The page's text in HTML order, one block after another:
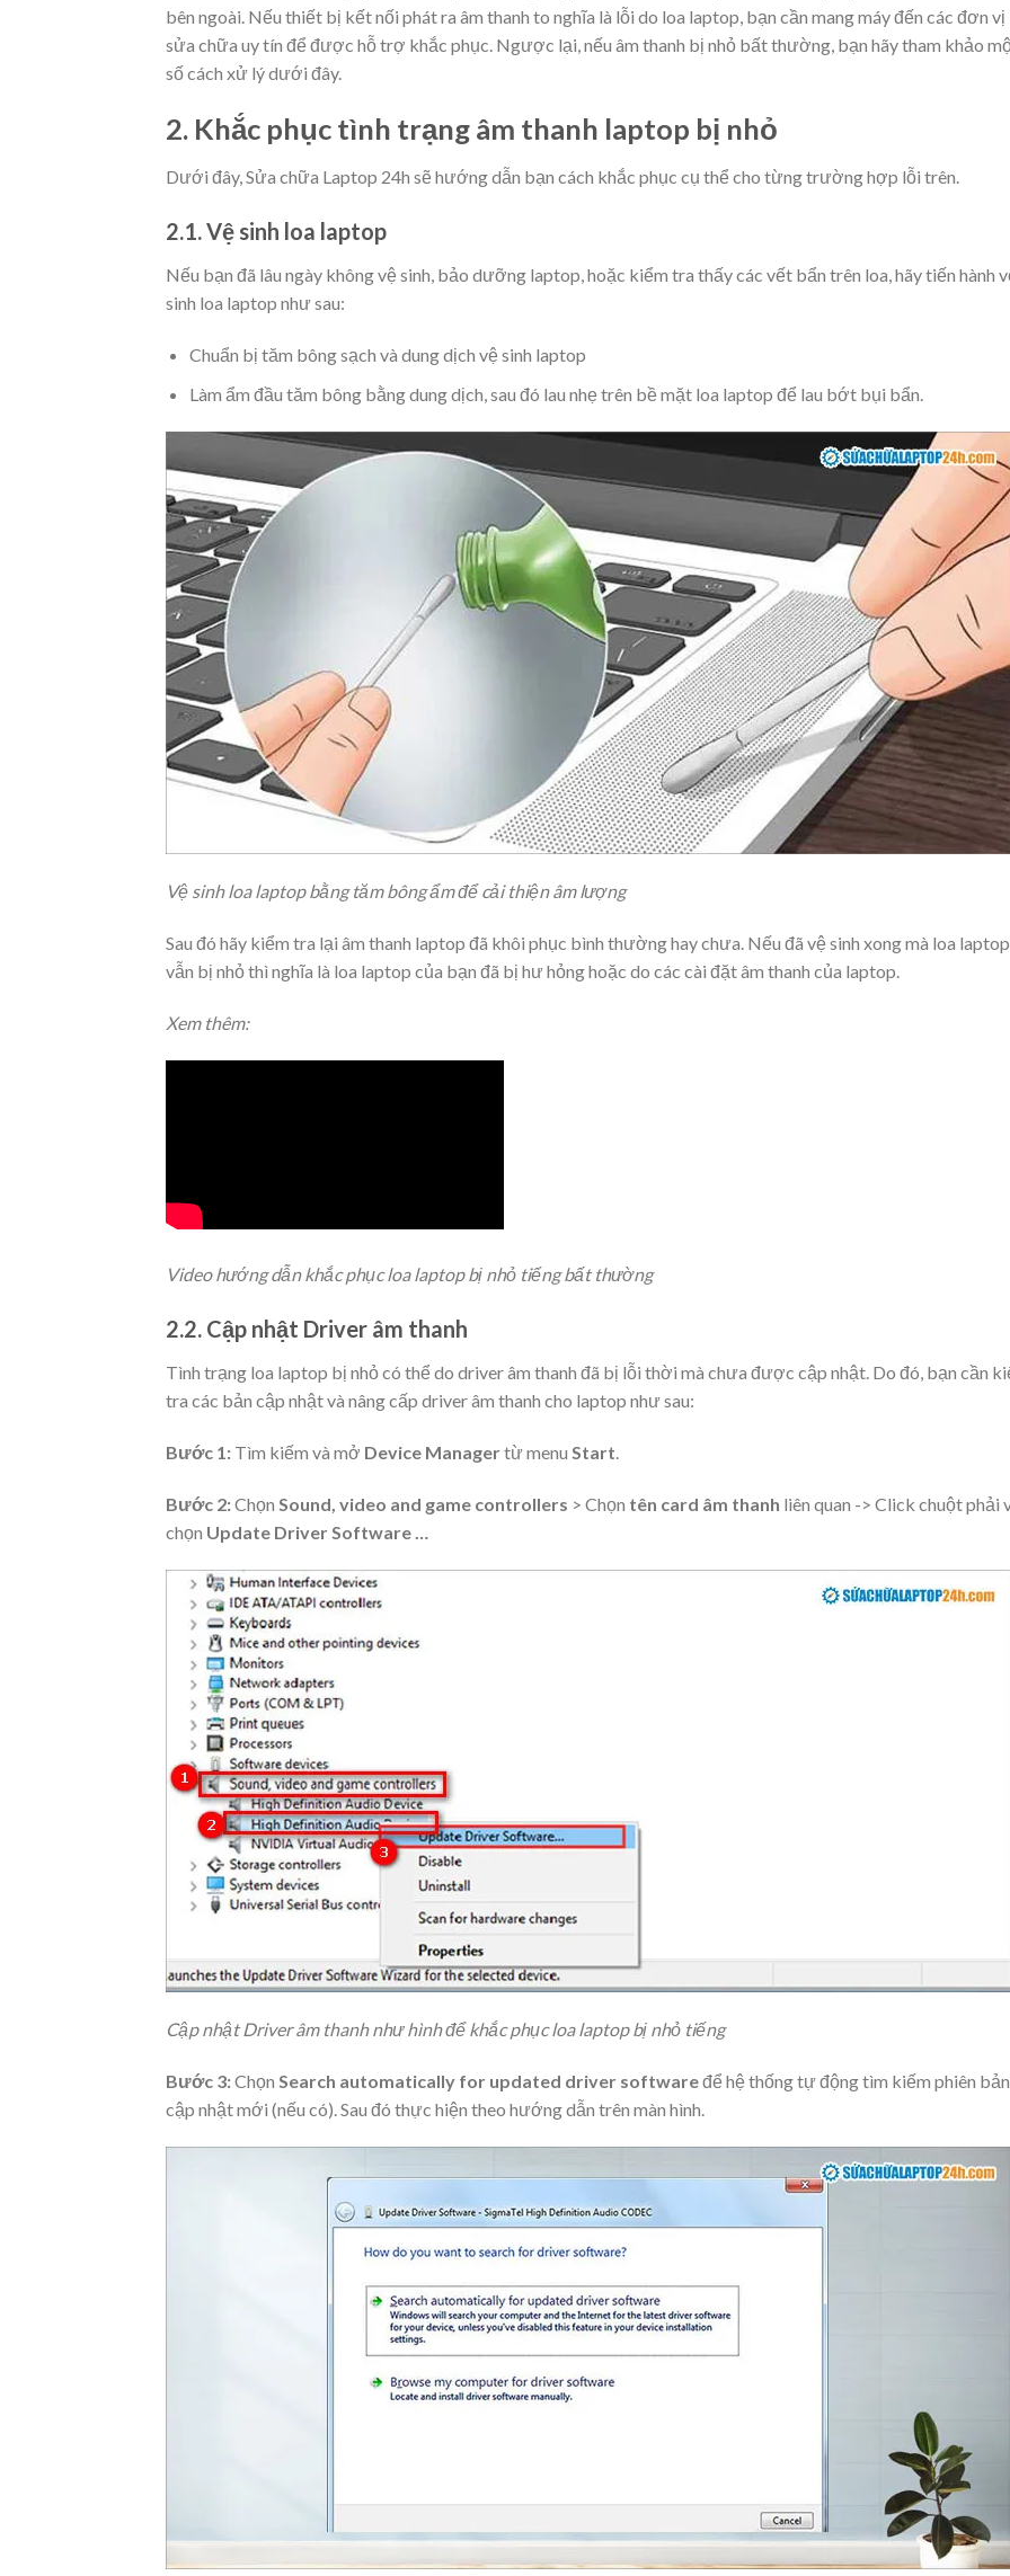
bên ngoài. Nếu thiết bị kết nối phát ra âm thanh to nghĩa là lỗi do loa laptop, bạn cần mang máy đến các đơn vị
sửa chữa uy tín để được hỗ trợ khắc phục. Ngược lại, nếu âm thanh bị nhỏ bất thường, bạn hãy tham khảo
số cách xử lý dưới đây.
2. Khắc phục tình trạng âm thanh laptop bị nhỏ
Dưới đây, Sửa chữa Laptop 24h sẽ hướng dẫn bạn cách khắc phục cụ thể cho từng trường hợp lỗi trên.
2.1. Vệ sinh loa laptop
Nếu bạn đã lâu ngày không vệ sinh, bảo dưỡng laptop, hoặc kiểm tra thấy các vết bẩn trên loa, hãy tiến hành
sinh loa laptop như sau:
Chuẩn bị tăm bông sạch và dung dịch vệ sinh laptop
Làm ẩm đầu tăm bông bằng dung dịch, sau đó lau nhẹ trên bề mặt loa laptop để lau bớt bụi bẩn.
Vệ sinh loa laptop bằng tăm bông ẩm để cải thiện âm lượng
Sau đó hãy kiểm tra lại âm thanh laptop đã khôi phục bình thường hay chưa. Nếu đã vệ sinh xong mà loa laptop
vẫn bị nhỏ thì nghĩa là loa laptop của bạn đã bị hư hỏng hoặc do các cài đặt âm thanh của laptop.
Xem thêm:
Video hướng dẫn khắc phục loa laptop bị nhỏ tiếng bất thường
2.2. Cập nhật Driver âm thanh
Tình trạng loa laptop bị nhỏ có thể do driver âm thanh đã bị lỗi thời mà chưa được cập nhật. Do đó, bạn cần
tra các bản cập nhật và nâng cấp driver âm thanh cho laptop như sau:
Bước 1: Tìm kiếm và mở Device Managertừ menu Start.
Bước 2:Chọn Sound, video and game controllers > Chọn tên card âm thanh liên quan -> Click chuột phải
chọn Update Driver Software …
Cập nhật Driver âm thanh như hình để khắc phục loa laptop bị nhỏ tiếng
Bước 3:Chọn Search automatically for updated driver softwaređể hệ thống tự động tìm kiếm phiên bản
cập nhật mới (nếu có). Sau đó thực hiện theo hướng dẫn trên màn hình.